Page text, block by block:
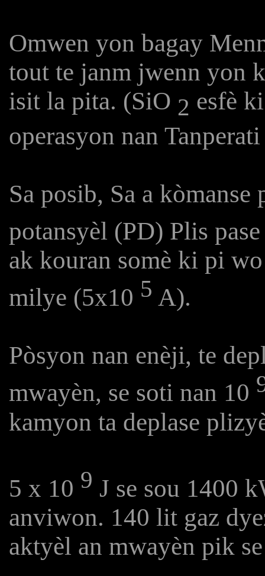
Omwen yon bagay
tout te janm jwenn yon
isit la pita. (SiO 2 esfè
operasyon nan
Sa posib, Sa a
potansyèl (PD) Plis
ak kouran somè ki pi
milye (5x10 5 A).
Pòsyon nan enèji, te
mwayèn, se soti nan 10
kamyon ta deplase
5 x 10 9 J se sou 1400
anviwon. 140 lit gaz
aktyèl an mwayèn pik